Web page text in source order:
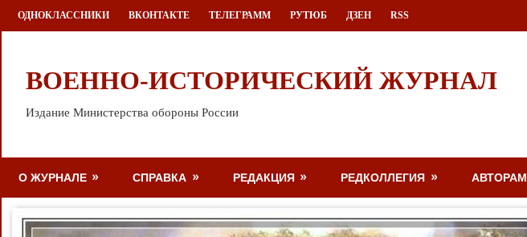
Перейти
к
ОДНОКЛАССНИКИ ВКОНТАКТЕ ТЕЛЕГРАММ РУТЮБ ДЗЕН RSS
ВОЕННО-ИСТОРИЧЕСКИЙ ЖУРНАЛ
Издание Министерства обороны России
О ЖУРНАЛЕ СПРАВКА РЕДАКЦИЯ РЕДКОЛЛЕГИЯ АВТОРАМ